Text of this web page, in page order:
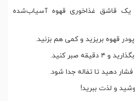
یک قاشق غذاخوری قهوه آسیاب‌شده
قهوه بریزید و کمی هم بزنید.
صبر کنید.
دهید تا تفاله جدا شود.
و لذت ببرید!